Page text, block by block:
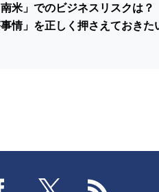
米」でのビジネスリスクは？
情」を正しく押さえておきた
Facebook Twitter